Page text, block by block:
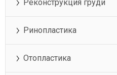
Реконструкция груди
Ринопластика
Отопластика